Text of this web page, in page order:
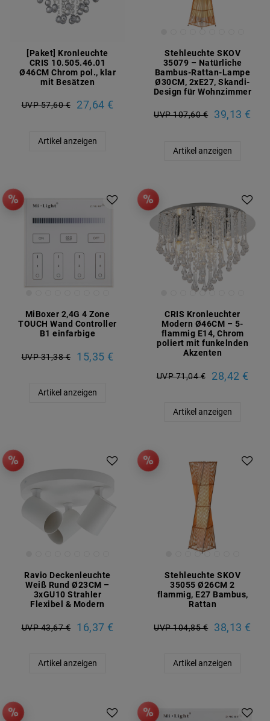
[Paket] Kronleuchte
CRIS 10.505.46.01
Ø46CM Chrom pol., klar
mit Besätzen
UVP 57,60 € 27,64 €
Artikel anzeigen
Stehleuchte SKOV
35079 – Natürliche
Bambus-Rattan-Lampe
Ø30CM, 2xE27, Skandi-
Design für Wohnzimmer
UVP 107,60 € 39,13 €
Artikel anzeigen
MiBoxer 2,4G 4 Zone
TOUCH Wand Controller
B1 einfarbige
UVP 31,38 € 15,35 €
Artikel anzeigen
CRIS Kronleuchter
Modern Ø46CM – 5-
flammig E14, Chrom
poliert mit funkelnden
Akzenten
UVP 71,04 € 28,42 €
Artikel anzeigen
Ravio Deckenleuchte
Weiß Rund Ø23CM –
3xGU10 Strahler
Flexibel & Modern
UVP 43,67 € 16,37 €
Artikel anzeigen
Stehleuchte SKOV
35055 Ø26CM 2
flammig, E27 Bambus,
Rattan
UVP 104,85 € 38,13 €
Artikel anzeigen